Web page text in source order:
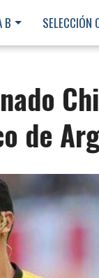
B SELECCIÓN
de